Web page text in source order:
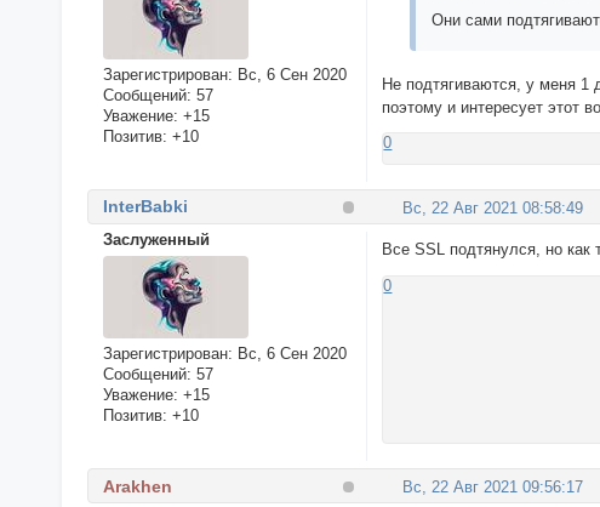
Зарегистрирован: Вс, 6 Сен 2020
Сообщений: 57
Уважение: +15
Позитив: +10
Они сами
Не подтягиваются, у меня 1
поэтому и интересует этот
0
Вс, 22 Авг 2021 08:58:49
InterBabki
Заслуженный
Зарегистрирован: Вс, 6 Сен 2020
Сообщений: 57
Уважение: +15
Позитив: +10
Все SSL подтянулся, но как
0
Вс, 22 Авг 2021 09:56:17
Arakhen